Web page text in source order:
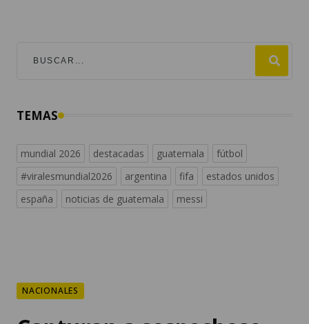
TEMAS
mundial 2026 destacadas guatemala
fútbol
#viralesmundial2026
argentina fifa
estados unidos
españa
noticias de guatemala messi
NACIONALES